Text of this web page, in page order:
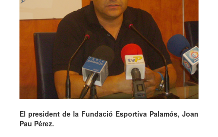
El president de la Fundació Esportiva Palamós, Joan
Pau Pérez.